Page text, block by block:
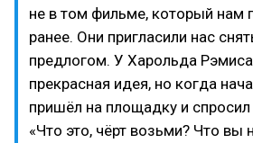
не в том фильме, который нам
ранее. Они пригласили нас
предлогом. У Харольда
прекрасная идея, но когда
пришёл на площадку и
«Что это, чёрт возьми? Что вы